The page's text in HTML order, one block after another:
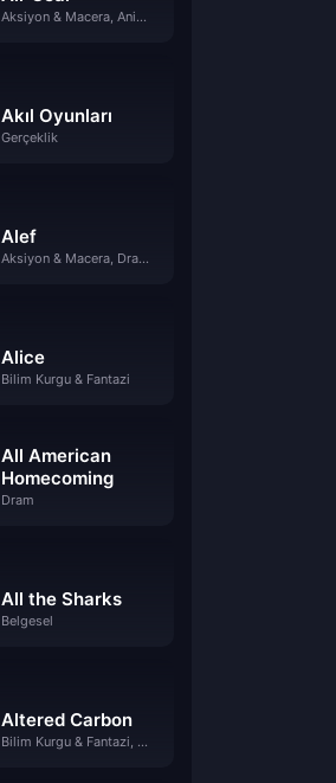
Aksiyon & Macera, Animasyon, Komedi
Akıl Oyunları
Gerçeklik
Alef
Aksiyon & Macera, Dram, Gizem, Suç
Alice
Bilim Kurgu & Fantazi
All American
Homecoming
Dram
All the Sharks
Belgesel
Altered Carbon
Bilim Kurgu & Fantazi, Dram